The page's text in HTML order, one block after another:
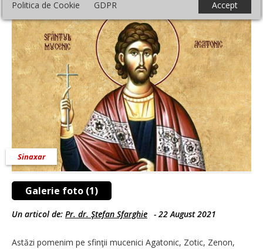
Politica de Cookie GDPR Accept
Galerie foto (1)
Sinaxar
Un articol de: Pr. dr. Ştefan Sfarghie - 22 August 2021
Astăzi pomenim pe sfinţii mucenici Agatonic, Zotic, Zenon,